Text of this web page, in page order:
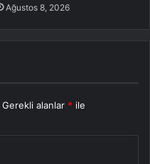
Ağustos 8, 2026
Gerekli alanlar * ile